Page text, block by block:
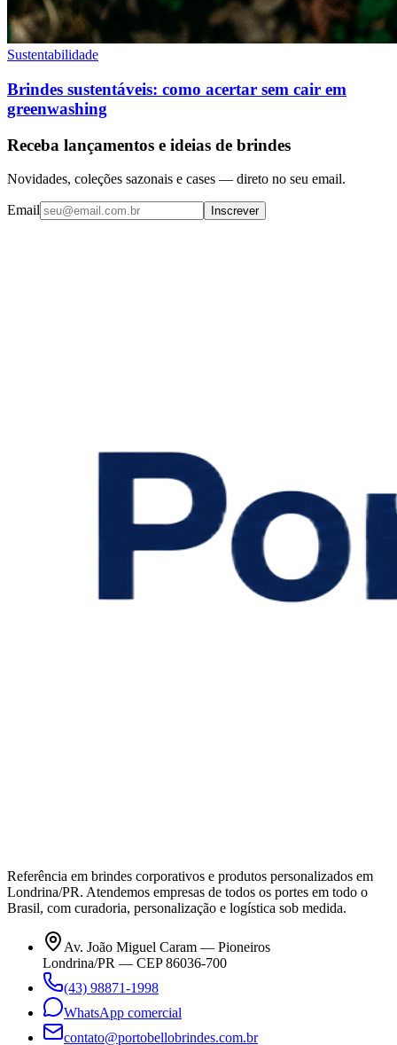
Sustentabilidade
Brindes sustentáveis: como acertar sem cair em
greenwashing
Receba lançamentos e ideias de brindes
Novidades, coleções sazonais e cases — direto no seu email.
Email Inscrever
Referência em brindes corporativos e produtos personalizados em
Londrina/PR. Atendemos empresas de todos os portes em todo o
Brasil, com curadoria, personalização e logística sob medida.
Av. João Miguel Caram — Pioneiros
Londrina/PR — CEP 86036-700
(43) 98871-1998
WhatsApp comercial
contato@portobellobrindes.com.br